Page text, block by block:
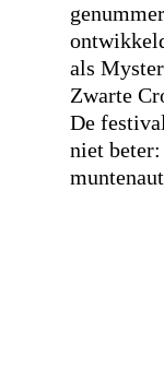
als
Zwarte
De
niet